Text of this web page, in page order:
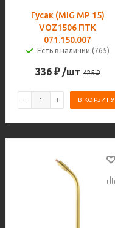
Гусак (MIG MP 15)
VOZ1506 ПТК
071.150.007
Есть в наличии (765)
336 ₽ /шт 425₽
В КОРЗИНУ